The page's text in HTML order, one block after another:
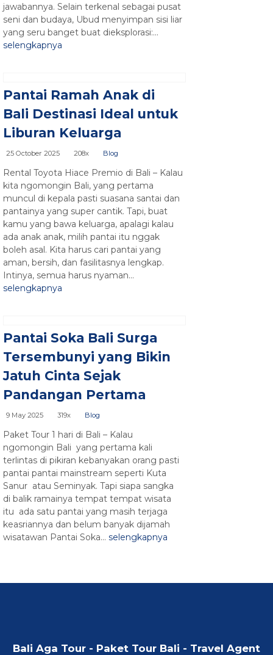
jawabannya. Selain terkenal sebagai pusat
seni dan budaya, Ubud menyimpan sisi liar
yang seru banget buat dieksplorasi:...
selengkapnya
Pantai Ramah Anak di
Bali Destinasi Ideal untuk
Liburan Keluarga
25 October 2025 208x Blog
Rental Toyota Hiace Premio di Bali – Kalau
kita ngomongin Bali, yang pertama
muncul di kepala pasti suasana santai dan
pantainya yang super cantik. Tapi, buat
kamu yang bawa keluarga, apalagi kalau
ada anak anak, milih pantai itu nggak
boleh asal. Kita harus cari pantai yang
aman, bersih, dan fasilitasnya lengkap.
Intinya, semua harus nyaman...
selengkapnya
Pantai Soka Bali Surga
Tersembunyi yang Bikin
Jatuh Cinta Sejak
Pandangan Pertama
9 May 2025 319x Blog
Paket Tour 1 hari di Bali – Kalau
ngomongin Bali yang pertama kali
terlintas di pikiran kebanyakan orang pasti
pantai pantai mainstream seperti Kuta
Sanur atau Seminyak. Tapi siapa sangka
di balik ramainya tempat tempat wisata
itu ada satu pantai yang masih terjaga
keasriannya dan belum banyak dijamah
wisatawan Pantai Soka... selengkapnya
Bali Aga Tour - Paket Tour Bali - Travel Agent